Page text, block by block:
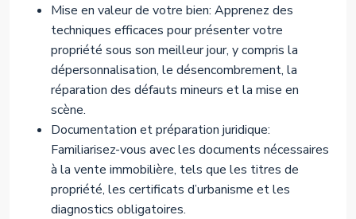
Mise en valeur de votre bien: Apprenez des
techniques efficaces pour présenter votre
propriété sous son meilleur jour, y compris la
dépersonnalisation, le désencombrement, la
réparation des défauts mineurs et la mise en
scène.
Documentation et préparation juridique:
Familiarisez-vous avec les documents nécessaires
à la vente immobilière, tels que les titres de
propriété, les certificats d’urbanisme et les
diagnostics obligatoires.